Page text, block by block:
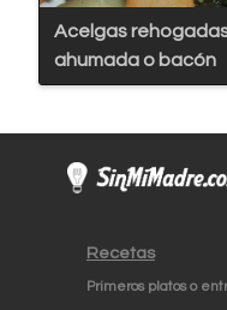
Acelgas
ahumada o bacón
Recetas
Primeros platos o